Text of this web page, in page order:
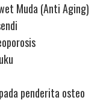
Muda (Anti Aging)
penderita osteo